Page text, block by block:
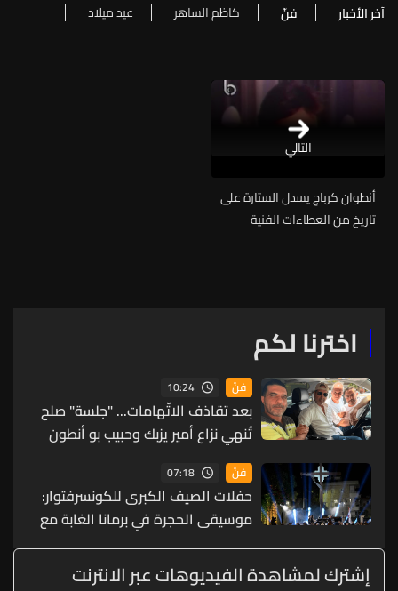
آخر الأخبار فنّ كاظم الساهر عيد ميلاد
التالي
أنطوان كرباج يسدل الستارة على
تاريخ من العطاءات الفنية
اخترنا لكم
فنّ 10:24
بعد تقاذف الاتّهامات... "جلسة" صلح
تُنهي نزاع أمير يزبك وحبيب بو أنطون
(صور)
فنّ 07:18
حفلات الصيف الكبرى للكونسرفتوار:
موسيقى الحجرة في برمانا الغابة مع
ثلاثي عبقرية الموسيقى الروسية
إشترك لمشاهدة الفيديوهات عبر الانترنت